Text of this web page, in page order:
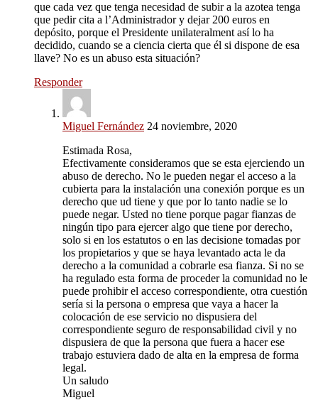
que cada vez que tenga necesidad de subir a la azotea tenga
que pedir cita a l’Administrador y dejar 200 euros en
depósito, porque el Presidente unilateralment así lo ha
decidido, cuando se a ciencia cierta que él si dispone de esa
llave? No es un abuso esta situación?
Responder
Miguel Fernández 24 noviembre, 2020
Estimada Rosa,
Efectivamente consideramos que se esta ejerciendo un
abuso de derecho. No le pueden negar el acceso a la
cubierta para la instalación una conexión porque es un
derecho que ud tiene y que por lo tanto nadie se lo
puede negar. Usted no tiene porque pagar fianzas de
ningún tipo para ejercer algo que tiene por derecho,
solo si en los estatutos o en las decisione tomadas por
los propietarios y que se haya levantado acta le da
derecho a la comunidad a cobrarle esa fianza. Si no se
ha regulado esta forma de proceder la comunidad no le
puede prohibir el acceso correspondiente, otra cuestión
sería si la persona o empresa que vaya a hacer la
colocación de ese servicio no dispusiera del
correspondiente seguro de responsabilidad civil y no
dispusiera de que la persona que fuera a hacer ese
trabajo estuviera dado de alta en la empresa de forma
legal.
Un saludo
Miguel